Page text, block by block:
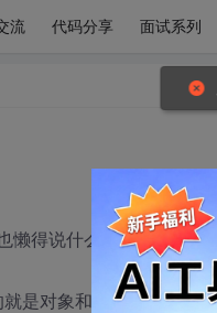
流 代码分享 面试系列
懒得说什么颗粒度(这个
是对象和抽象,但是还